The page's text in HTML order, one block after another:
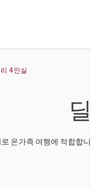
4인실
온가족 여행에 적합합